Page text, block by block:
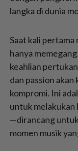
langka di dunia
Saat kali pertama
hanya
keahlian
dan passion
kompromi. Ini
untuk melakukan
—dirancang
momen musik